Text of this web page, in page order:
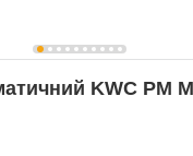
KWC PM